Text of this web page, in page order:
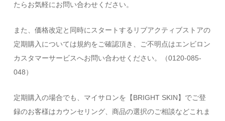
たらお気軽にお問い合わせください。
また、価格改定と同時にスタートするリブアクティブストアの
定期購入については規約をご確認頂き、ご不明点はエンビロン
カスタマーサービスへお問い合わせください。（0120-085-
048）
定期購入の場合でも、マイサロンを【BRIGHT SKIN】でご登
録のお客様はカウンセリング、商品の選択のご相談などこれま